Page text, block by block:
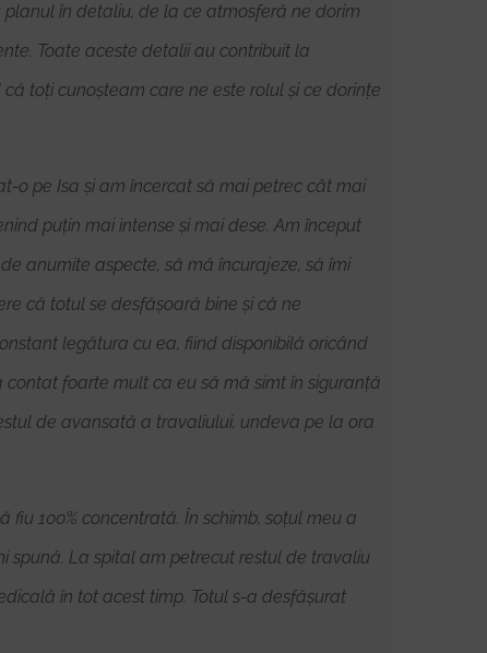
în detaliu, de la ce atmosferă ne dorim
Toate aceste detalii au contribuit la
toți cunoșteam care ne este rolul și ce dorințe
o pe Isa și am încercat să mai petrec cât mai
puțin mai intense și mai dese. Am început
anumite aspecte, să mă încurajeze, să îmi
că totul se desfășoară bine și că ne
legătura cu ea, fiind disponibilă oricând
foarte mult ca eu să mă simt în siguranță
de avansată a travaliului, undeva pe la ora
100% concentrată. În schimb, soțul meu a
spună. La spital am petrecut restul de travaliu
în tot acest timp. Totul s-a desfășurat